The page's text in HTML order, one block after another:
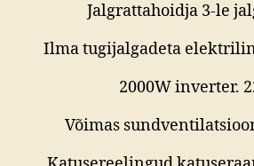
Jalgrattahoidja 3-le
Ilma tugijalgadeta
2000W inverter.
Võimas